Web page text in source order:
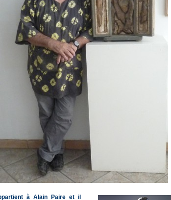
à Alain Paire et il